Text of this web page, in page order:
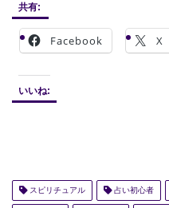
共有:
Facebook X
いいね:
スピリチュアル 占い初心者